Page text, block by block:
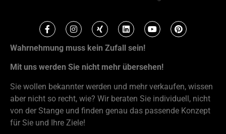
Wahrnehmung muss kein Zufall sein!
Mit uns werden Sie nicht mehr übersehen!
Sie wollen bekannter werden und mehr verkaufen, wissen
aber nicht so recht, wie? Wir beraten Sie individuell, nicht
von der Stange und finden genau das passende Konzept
für Sie und Ihre Ziele!